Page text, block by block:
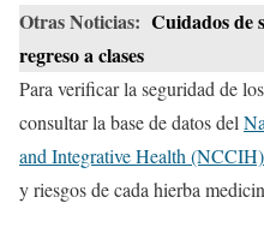
Otras Noticias: Cuidados de
regreso a clases
Para verificar la seguridad de
consultar la base de datos del
and Integrative Health (NCCIH)
y riesgos de cada hierba